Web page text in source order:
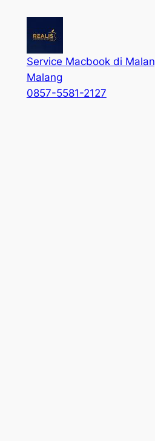
Service Macbook di
Malang
0857-5581-2127